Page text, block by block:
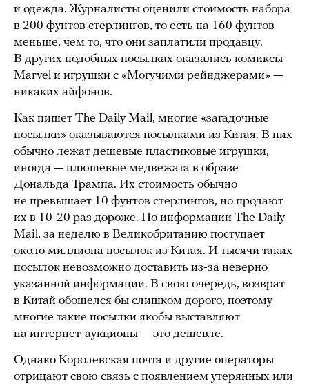
и одежда. Журналисты оценили стоимость набора
в 200 фунтов стерлингов, то есть на 160 фунтов
меньше, чем то, что они заплатили продавцу.
В других подобных посылках оказались комиксы
Marvel и игрушки с «Могучими рейнджерами» —
никаких айфонов.
Как пишет The Daily Mail, многие «загадочные
посылки» оказываются посылками из Китая. В них
обычно лежат дешевые пластиковые игрушки,
иногда — плюшевые медвежата в образе
Дональда Трампа. Их стоимость обычно
не превышает 10 фунтов стерлингов, но продают
их в 10-20 раз дороже. По информации The Daily
Mail, за неделю в Великобританию поступает
около миллиона посылок из Китая. И тысячи таких
посылок невозможно доставить из-за неверно
указанной информации. В свою очередь, возврат
в Китай обошелся бы слишком дорого, поэтому
многие такие посылки якобы выставляют
на интернет-аукционы — это дешевле.
Однако Королевская почта и другие операторы
отрицают свою связь с появлением утерянных или